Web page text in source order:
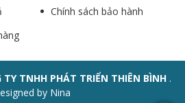
Chính sách bảo hành
TY TNHH PHÁT TRIỂN THIÊN BÌNH .
by Nina